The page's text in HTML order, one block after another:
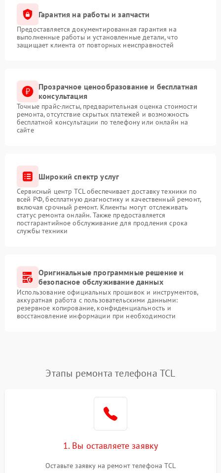
Гарантия на работы и запчасти
Предоставляется документированная гарантия на
выполненные работы и установленные детали, что
защищает клиента от повторных неисправностей
Прозрачное ценообразование и бесплатная
консультация
Точные прайс-листы, предварительная оценка стоимости
ремонта, отсутствие скрытых платежей и возможность
бесплатной консультации по телефону или онлайн на
сайте
Широкий спектр услуг
Сервисный центр TCL обеспечивает доставку техники по
всей РФ, бесплатную диагностику и качественный ремонт,
включая срочный ремонт. Клиенты могут отслеживать
статус ремонта онлайн. Также предоставляется
постгарантийное обслуживание для продления срока
службы техники
Оригинальные программные решение и
безопасное обслуживание данных
Использование официальных прошивок и инструментов,
аккуратная работа с пользовательскими данными:
резервное копирование, конфиденциальность и
восстановление информации при необходимости
Этапы ремонта телефона TCL
1. Вы оставляете заявку
Оставьте заявку на ремонт телефона TCL